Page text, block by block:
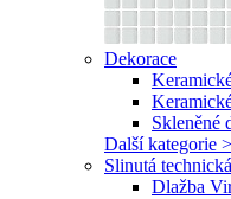
Dekorace
Skleněné
Další kategorie >
Slinutá
Dlažba